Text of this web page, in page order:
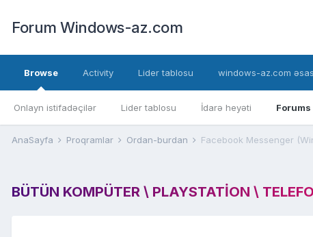
Forum Windows-az.com
Browse
Onlayn istifadəçilər Lider tablosu İdarə heyəti Forums
Activity Lider tablosu windows-az.com
AnaSayfa Proqramlar Ordan-burdan Facebook Messenger
BÜTÜN KOMPÜTER \ PLAYSTATION \